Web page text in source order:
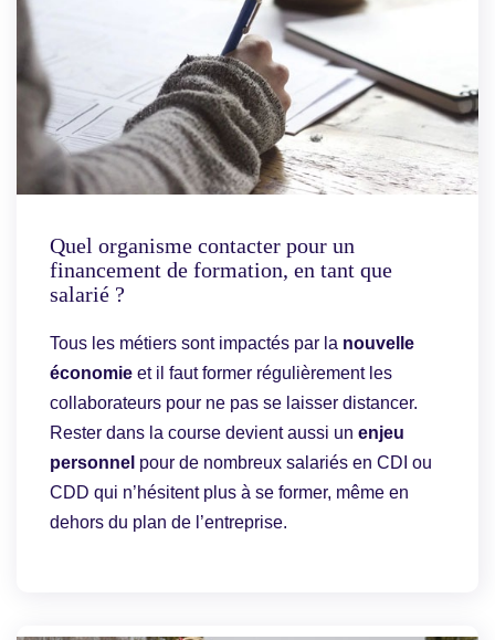
Quel organisme contacter pour un
financement de formation, en tant que
salarié ?
Tous les métiers sont impactés par la nouvelle
économie et il faut former régulièrement les
collaborateurs pour ne pas se laisser distancer.
Rester dans la course devient aussi un enjeu
personnel pour de nombreux salariés en CDI ou
CDD qui n’hésitent plus à se former, même en
dehors du plan de l’entreprise.